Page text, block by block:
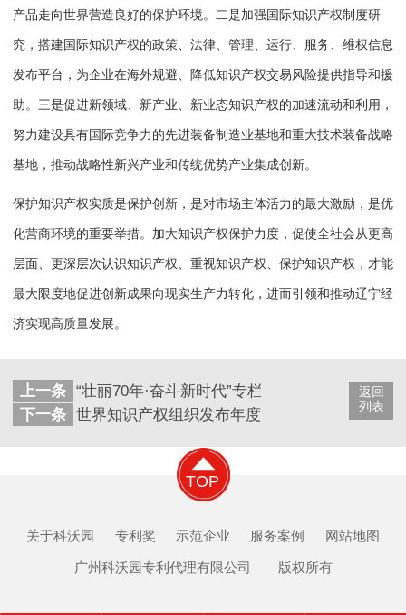
产品走向世界营造良好的保护环境。二是加强国际知识产权制度研
究，搭建国际知识产权的政策、法律、管理、运行、服务、维权信息
发布平台，为企业在海外规避、降低知识产权交易风险提供指导和援
助。三是促进新领域、新产业、新业态知识产权的加速流动和利用，
努力建设具有国际竞争力的先进装备制造业基地和重大技术装备战略
基地，推动战略性新兴产业和传统优势产业集成创新。
保护知识产权实质是保护创新，是对市场主体活力的最大激励，是优
化营商环境的重要举措。加大知识产权保护力度，促使全社会从更高
层面、更深层次认识知识产权、重视知识产权、保护知识产权，才能
最大限度地促进创新成果向现实生产力转化，进而引领和推动辽宁经
济实现高质量发展。
返回
列表
上一条 “壮丽70年·奋斗新时代”专栏70年，中国自主创
下一条 世界知识产权组织发布年度报告：中国成全球专
TOP
关于科沃园 专利奖 示范企业 服务案例 网站地图
广州科沃园专利代理有限公司 版权所有